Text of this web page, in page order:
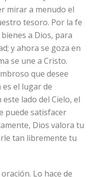
mirar a menudo el
tesoro. Por la fe
a Dios, para
y ahora se goza en
se une a Cristo.
que desee
el lugar de
lado del Cielo, el
puede satisfacer
Dios valora tu
tan libremente tu
Lo hace de